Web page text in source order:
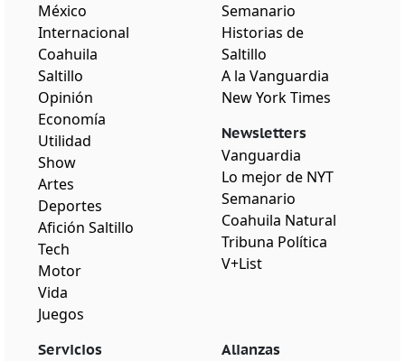
México
Internacional
Coahuila
Saltillo
Opinión
Economía
Utilidad
Show
Artes
Deportes
Afición Saltillo
Tech
Motor
Vida
Juegos
Semanario
Historias de
Saltillo
A la Vanguardia
New York Times
Newsletters
Vanguardia
Lo mejor de NYT
Semanario
Coahuila Natural
Tribuna Política
V+List
Servicios Alianzas